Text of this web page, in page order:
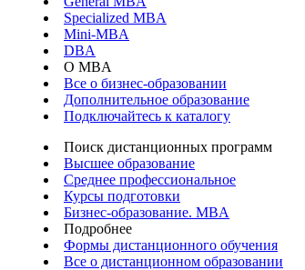
Specialized MBA
Mini-MBA
DBA
О MBA
Все о бизнес-образовании
Дополнительное образование
Подключайтесь к каталогу
Поиск дистанционных программ
Высшее образование
Среднее профессиональное
Курсы подготовки
Бизнес-образование. MBA
Подробнее
Формы дистанционного обучения
Все о дистанционном образовании